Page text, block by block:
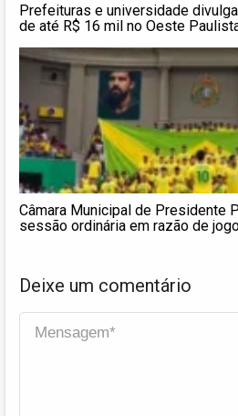
Prefeituras e universidade
de até R$ 16 mil no Oeste
Câmara Municipal de Presidente
sessão ordinária em razão de
Deixe um comentário